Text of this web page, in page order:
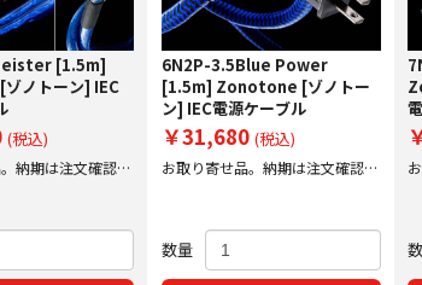
[1.5m]
ノトーン] IEC
(税込)
納期は注文確認後
6N2P-3.5Blue Power
[1.5m] Zonotone [ゾノトー
ン] IEC電源ケーブル
￥31,680 (税込)
お取り寄せ品。納期は注文確認後
数量